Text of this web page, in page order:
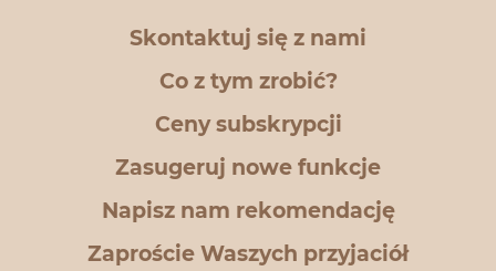
Skontaktuj się z nami
Co z tym zrobić?
Ceny subskrypcji
Zasugeruj nowe funkcje
Napisz nam rekomendację
Zaproście Waszych przyjaciół